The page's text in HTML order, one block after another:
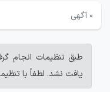
۰ آگهی
طبق تنظیمات انجام
یافت نشد. لطفاً با